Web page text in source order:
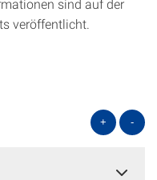
sind auf der
veröffentlicht.
+ -